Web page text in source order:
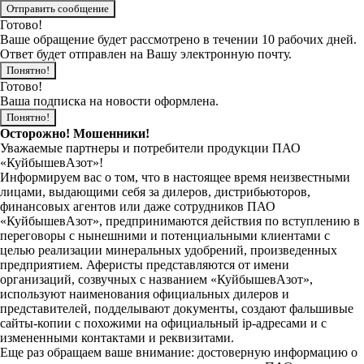
Готово!
Ваше обращение будет рассмотрено в течении 10 рабочих дней.
Ответ будет отправлен на Вашу электронную почту.
Понятно!
Готово!
Ваша подписка на новости оформлена.
Понятно!
Осторожно! Мошенники!
Уважаемые партнеры и потребители продукции ПАО
«КуйбышевАзот»!
Информируем вас о том, что в настоящее время неизвестными
лицами, выдающими себя за дилеров, дистрибьюторов,
финансовых агентов или даже сотрудников ПАО
«КуйбышевАзот», предпринимаются действия по вступлению в
переговоры с нынешними и потенциальными клиентами с
целью реализации минеральных удобрений, произведенных
предприятием. Аферисты представляются от имени
организаций, созвучных с названием «КуйбышевАзот»,
используют наименования официальных дилеров и
представителей, подделывают документы, создают фальшивые
сайты-копии с похожими на официальный ip-адресами и с
измененными контактами и реквизитами.
Еще раз обращаем ваше внимание: достоверную информацию о